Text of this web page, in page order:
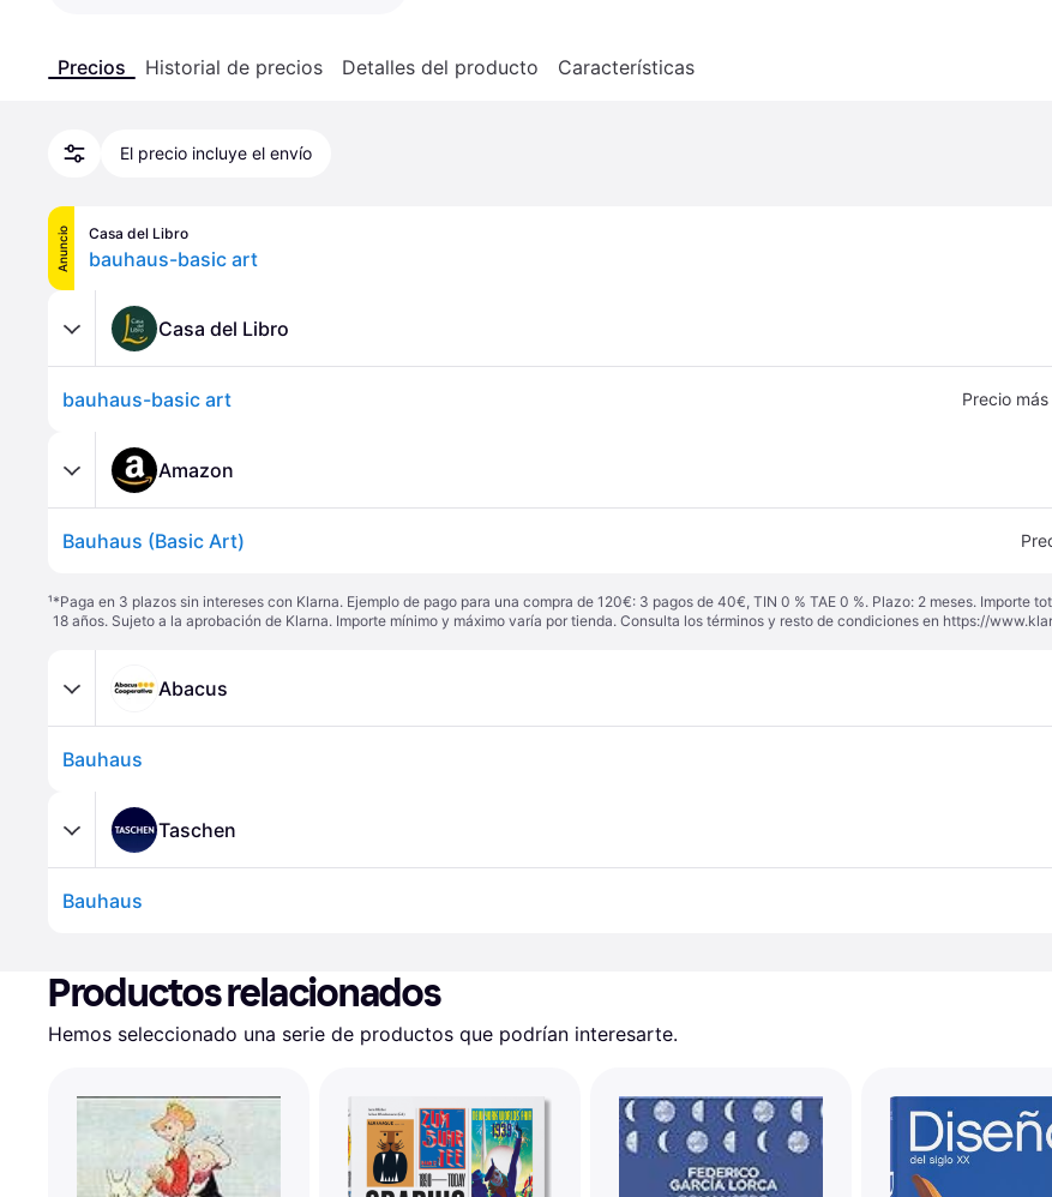
Precios Historial de precios Detalles del producto Características
El precio incluye el envío
Anuncio Casa del Libro
bauhaus-basic art
Casa del Libro
bauhaus-basic art Precio
Amazon
Bauhaus (Basic Art)
¹*Paga en 3 plazos sin intereses con Klarna. Ejemplo de pago para una compra de 120€: 3 pagos de 40€, TIN 0 % TAE 0 %. Plazo: 2 meses. Importe
18 años. Sujeto a la aprobación de Klarna. Importe mínimo y máximo varía por tienda. Consulta los términos y resto de condiciones en https://
Abacus
Bauhaus
Taschen
Bauhaus
Productos relacionados
Hemos seleccionado una serie de productos que podrían interesarte.